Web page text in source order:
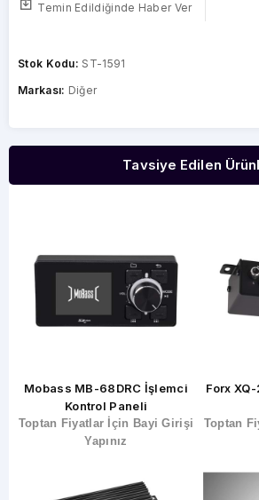
Temin Edildiğinde Haber Ver
Stok Kodu: ST-1591
Markası: Diğer
Tavsiye Edilen
Mobass MB-68DRC İşlemci
Kontrol Paneli
Toptan Fiyatlar İçin Bayi Girişi
Yapınız
Forx
Toptan